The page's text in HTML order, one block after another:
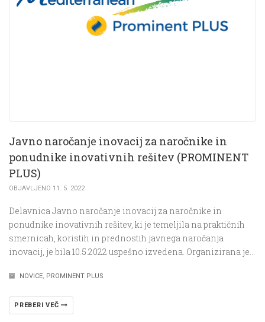
Javno naročanje inovacij za naročnike in
ponudnike inovativnih rešitev (PROMINENT
PLUS)
OBJAVLJENO 11. 5. 2022
Delavnica Javno naročanje inovacij za naročnike in
ponudnike inovativnih rešitev, ki je temeljila na praktičnih
smernicah, koristih in prednostih javnega naročanja
inovacij, je bila 10.5.2022 uspešno izvedena. Organizirana je…
NOVICE, PROMINENT PLUS
PREBERI VEČ